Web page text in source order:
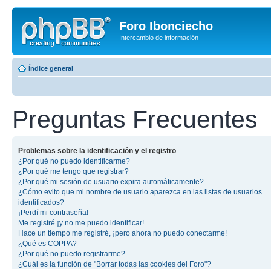
Foro Ibonciecho
Intercambio de información
Índice general
Preguntas Frecuentes
Problemas sobre la identificación y el registro
¿Por qué no puedo identificarme?
¿Por qué me tengo que registrar?
¿Por qué mi sesión de usuario expira automáticamente?
¿Cómo evito que mi nombre de usuario aparezca en las listas de usuarios
identificados?
¡Perdí mi contraseña!
Me registré ¡y no me puedo identificar!
Hace un tiempo me registré, ¡pero ahora no puedo conectarme!
¿Qué es COPPA?
¿Por qué no puedo registrarme?
¿Cuál es la función de "Borrar todas las cookies del Foro"?